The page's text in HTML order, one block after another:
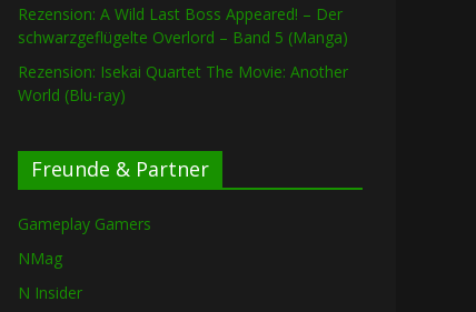
Rezension: A Wild Last Boss Appeared! – Der
schwarzgeflügelte Overlord – Band 5 (Manga)
Rezension: Isekai Quartet The Movie: Another
World (Blu-ray)
Freunde & Partner
Gameplay Gamers
NMag
N Insider